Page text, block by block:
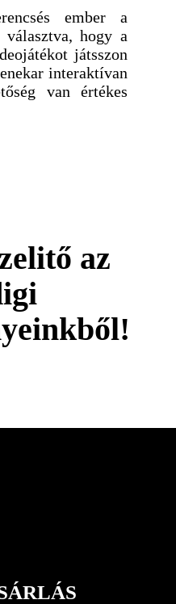
ember a
hogy a
játsszon
interaktívan
van értékes
az